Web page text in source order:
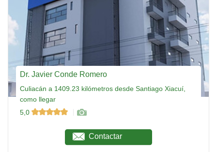
Dr. Javier Conde Romero
Culiacán a 1409.23 kilómetros desde Santiago Xiacuí,
como llegar
5,0
Contactar